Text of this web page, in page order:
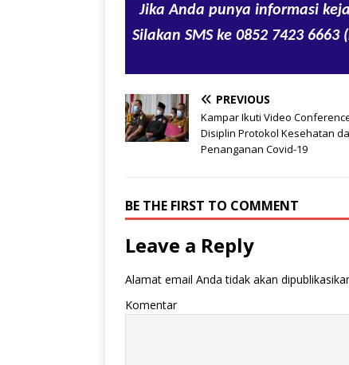
Jika Anda punya informasi
Silakan SMS ke 0852 7423
PREVIOUS
Kampar Ikuti Video
Disiplin Protokol Kesehatan
Penanganan Covid-19
BE THE FIRST TO COMMENT
Leave a Reply
Alamat email Anda tidak akan
Komentar